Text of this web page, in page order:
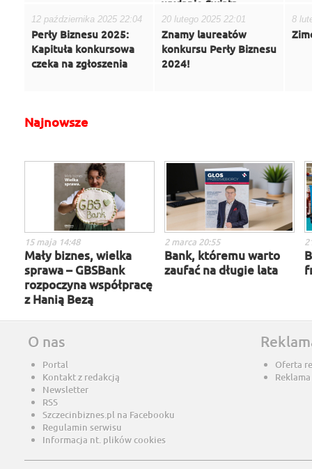
wydanie Świata
Biznesu
12 października 2025 22:04
Perły Biznesu 2025:
Kapituła konkursowa
czeka na zgłoszenia
20 lutego 2025 22:01
Znamy laureatów
konkursu Perły Biznesu
2024!
8
Najnowsze
15 maja 14:48
Mały biznes, wielka
sprawa – GBSBank
rozpoczyna współpracę
z Hanią Bezą
2 marca 20:55
Bank, któremu warto
zaufać na długie lata
O nas
Portal
Kontakt z redakcją
Newsletter
RSS
Szczecinbiznes.pl na Facebooku
Regulamin serwisu
Informacja nt. plików cookies
Oferta